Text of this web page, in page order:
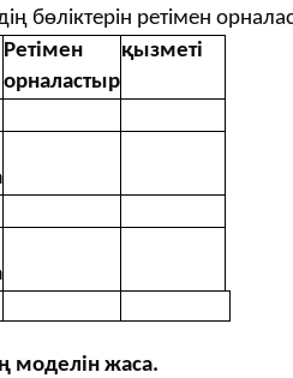
бөліктерін ретімен
Ретімен
орналастыр
қызметі
моделін жаса.